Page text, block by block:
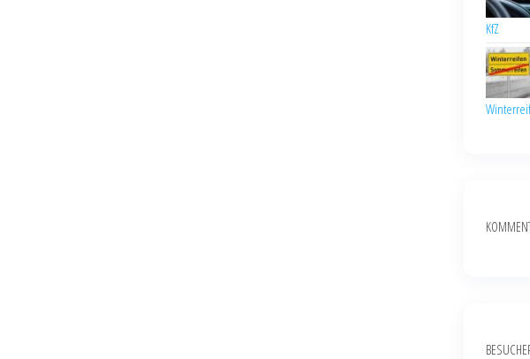
KfZ